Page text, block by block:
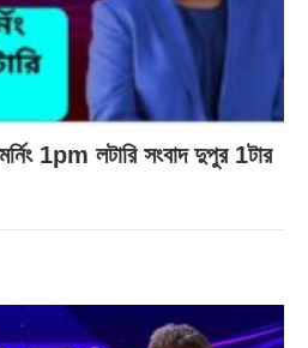
1pm লটারি সংবাদ দুপুর 1টার